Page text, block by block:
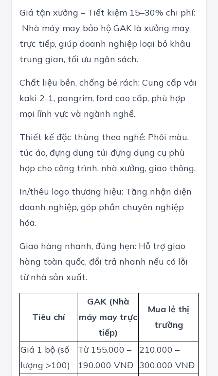
Giá tận xưởng – Tiết kiệm 15–30% chi phí:
Nhà máy may bảo hộ GAK là xưởng may
trực tiếp, giúp doanh nghiệp loại bỏ khâu
trung gian, tối ưu ngân sách.
Chất liệu bền, chống bé rách: Cung cấp vải
kaki 2-1, pangrim, ford cao cấp, phù hợp
mọi lĩnh vực và ngành nghề.
Thiết kế đặc thùng theo nghề: Phôi màu,
túc áo, đựng dụng túi đựng dụng cụ phù
hợp cho công trình, nhà xưởng, giao thông.
In/thêu logo thương hiệu: Tăng nhận diện
doanh nghiệp, góp phần chuyên nghiệp
hóa.
Giao hàng nhanh, đúng hẹn: Hỗ trợ giao
hàng toàn quốc, đổi trả nhanh nếu có lỗi
từ nhà sản xuất.
Tiêu chí
GAK (Nhà
máy may trực
tiếp)
Mua lẻ thị
trường
Giá 1 bộ (số
lượng >100)
Từ 155.000 –
190.000 VNĐ
210.000 –
300.000 VNĐ